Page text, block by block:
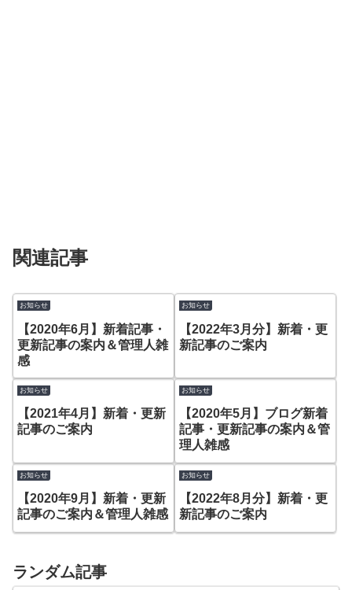
関連記事
お知らせ
【2020年6月】新着記事・
更新記事の案内＆管理人雑
感
お知らせ
【2022年3月分】新着・更
新記事のご案内
お知らせ
【2021年4月】新着・更新
記事のご案内
お知らせ
【2020年5月】ブログ新着
記事・更新記事の案内＆管
理人雑感
お知らせ
【2020年9月】新着・更新
記事のご案内＆管理人雑感
お知らせ
【2022年8月分】新着・更
新記事のご案内
ランダム記事